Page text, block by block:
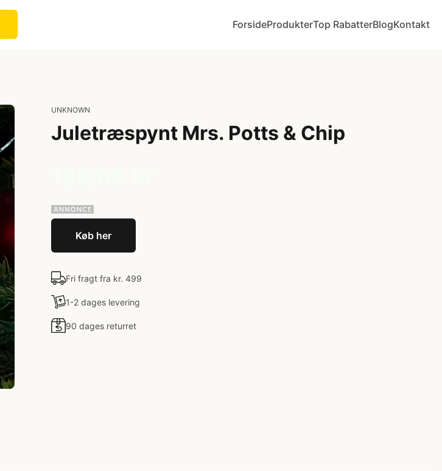
ForsideProdukterTop RabatterBlogKontakt
UNKNOWN
Juletræspynt Mrs. Potts & Chip
Køb her
Fri fragt fra kr. 499
1-2 dages levering
90 dages returret